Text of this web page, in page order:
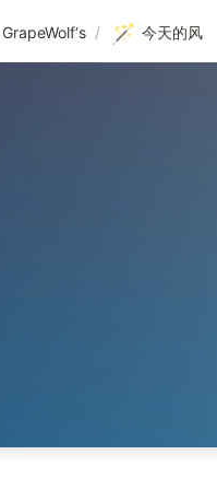
GrapeWolf‘s / 🪄 今天的风